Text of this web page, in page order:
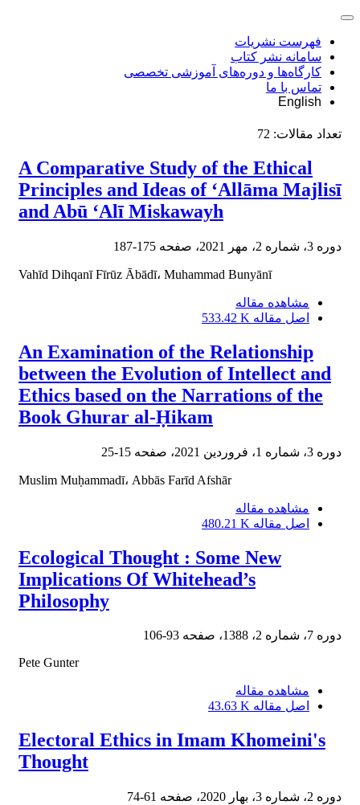
فهرست نشریات
سامانه نشر کتاب
کارگاه‌ها و دوره‌های آموزشی تخصصی
تماس با ما
English
تعداد مقالات: 72
A Comparative Study of the Ethical
Principles and Ideas of ‘Allāma Majlisī
and Abū ‘Alī Miskawayh
دوره 3، شماره 2، مهر 2021، صفحه 175-187
Vahīd Dihqanī Fīrūz Ābādī، Muhammad Bunyānī
مشاهده مقاله
اصل مقاله 533.42 K
An Examination of the Relationship
between the Evolution of Intellect and
Ethics based on the Narrations of the
Book Ghurar al-Ḥikam
دوره 3، شماره 1، فروردین 2021، صفحه 15-25
Muslim Muḥammadī، Abbās Farīd Afshār
مشاهده مقاله
اصل مقاله 480.21 K
Ecological Thought : Some New
Implications Of Whitehead’s
Philosophy
دوره 7، شماره 2، 1388، صفحه
93-106
Pete Gunter
مشاهده مقاله
اصل مقاله 43.63 K
Electoral Ethics in Imam Khomeini's
Thought
دوره 2، شماره 3، بهار 2020، صفحه 61-74